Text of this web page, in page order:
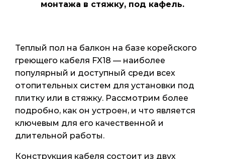
монтажа в стяжку, под кафель.
Теплый пол на балкон на базе корейского
греющего кабеля FX18 — наиболее
популярный и доступный среди всех
отопительных систем для установки под
плитку или в стяжку. Рассмотрим более
подробно, как он устроен, и что является
ключевым для его качественной и
длительной работы.
Конструкция кабеля состоит из двух